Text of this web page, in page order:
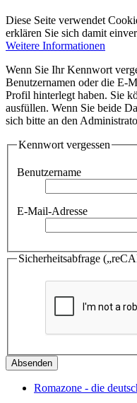
Diese Seite verwendet
erklären Sie sich damit
Weitere Informationen
Wenn Sie Ihr Kennwort
Benutzernamen oder die E-
Profil hinterlegt haben. Sie
ausfüllen. Wenn Sie beide
sich bitte an den
Kennwort vergessen
Benutzername
E-Mail-Adresse
Sicherheitsabfrage
Romazone - die